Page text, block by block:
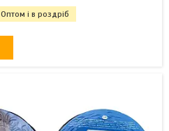
Оптом і в роздріб